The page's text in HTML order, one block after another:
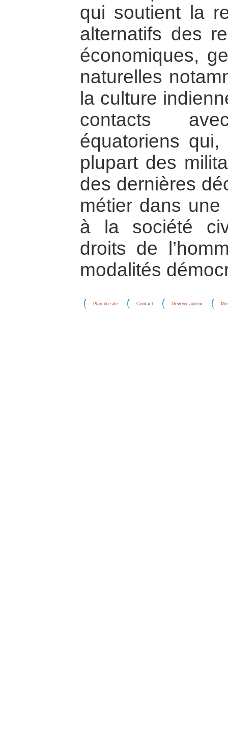
qui soutient la
alternatifs des
économiques,
naturelles
la culture
contacts
équatoriens
plupart des
des dernières
métier dans
à la société
droits de
modalités
Plan du site Contact Devenir auteur